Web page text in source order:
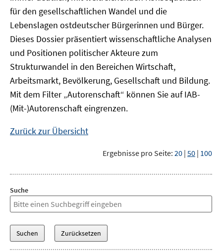
für den gesellschaftlichen Wandel und die
Lebenslagen ostdeutscher Bürgerinnen und Bürger.
Dieses Dossier präsentiert wissenschaftliche Analysen
und Positionen politischer Akteure zum
Strukturwandel in den Bereichen Wirtschaft,
Arbeitsmarkt, Bevölkerung, Gesellschaft und Bildung.
Mit dem Filter „Autorenschaft“ können Sie auf IAB-
(Mit-)Autorenschaft eingrenzen.
Zurück zur Übersicht
Ergebnisse pro Seite: 20 | 50 | 100
Suche